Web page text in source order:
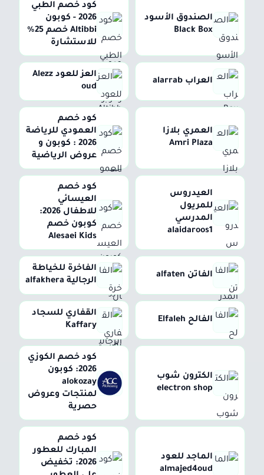
الصندوق الأسود
Black Box
كود خصم الطبي
2026 - كوبون
Altibbi خصم 25%
للاستشارة
العراب alarrab
العز للعود Alezz
oud
العمري بلازا
Amri Plaza
كود خصم
العمودي للرياضة
2026 : كوبون و
عروض الرياضية
العيدروس
للمريول
المدرسي
alaidaroos1
كود خصم
العيسائي
للاطفال 2026:
كوبون خصم
Alesaei Kids
الفاتن alfaten
الفاخرة للخياطة
الرجالية alfakhera
الفالح Elfaleh
القفاري للسجاد
Kaffary
الكترون شوب
electron shop
كود خصم الكوزي
2026: كوبون
alokozay
لمنتجات وعروض
حصرية
الماجد للعود
almajed4oud
كود خصم
المبارك للعطور
2026: تخفيض